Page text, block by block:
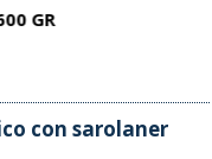
GR
con sarolaner